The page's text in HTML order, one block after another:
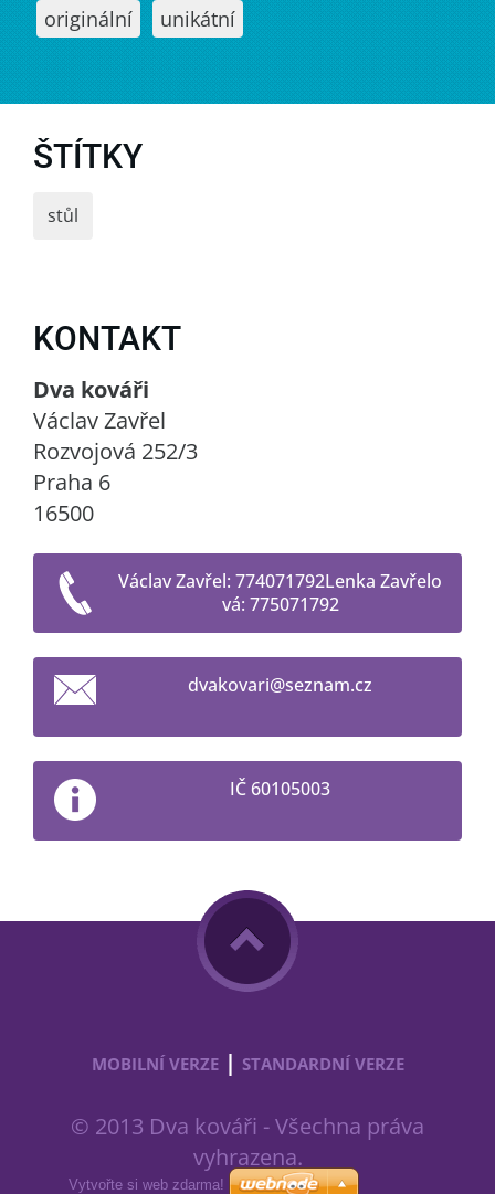
originální
unikátní
ŠTÍTKY
stůl
KONTAKT
Dva kováři
Václav Zavřel
Rozvojová 252/3
Praha 6
16500
Václav Zavřel: 774071792Lenka Zavřelo
vá: 775071792
dvakovari@seznam.cz
IČ 60105003
MOBILNÍ VERZE | STANDARDNÍ VERZE
© 2013 Dva kováři - Všechna práva
vyhrazena.
Vytvořte si web zdarma!